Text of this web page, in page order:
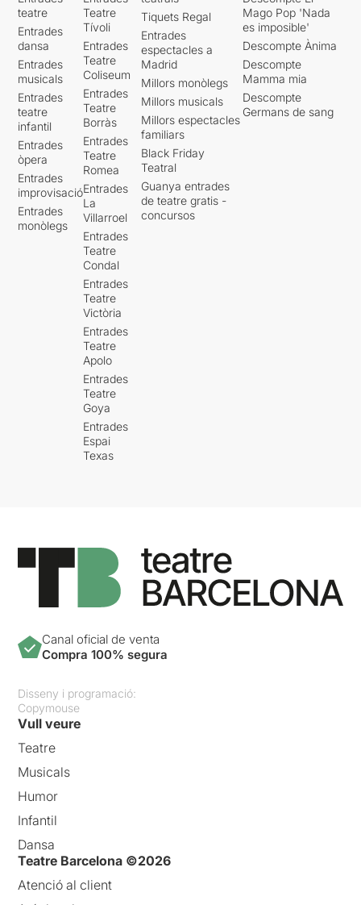
teatre
Entrades
dansa
Entrades
musicals
Entrades
teatre
infantil
Entrades
òpera
Entrades
improvisació
Entrades
monòlegs
Teatre
Tívoli
Entrades
Teatre
Coliseum
Entrades
Teatre
Borràs
Entrades
Teatre
Romea
Entrades
La
Villarroel
Entrades
Teatre
Condal
Entrades
Teatre
Victòria
Entrades
Teatre
Apolo
Entrades
Teatre
Goya
Entrades
Espai
Texas
Tiquets Regal
Entrades
espectacles a
Madrid
Millors monòlegs
Millors musicals
Millors espectacles
familiars
Black Friday
Teatral
Guanya entrades
de teatre gratis -
concursos
Mago Pop 'Nada
es imposible'
Descompte Ànima
Descompte
Mamma mia
Descompte
Germans de sang
Canal oficial de venta
Compra 100% segura
Disseny i programació:
Copymouse
Vull veure
Teatre
Musicals
Humor
Infantil
Dansa
Teatre Barcelona ©2026
Atenció al client